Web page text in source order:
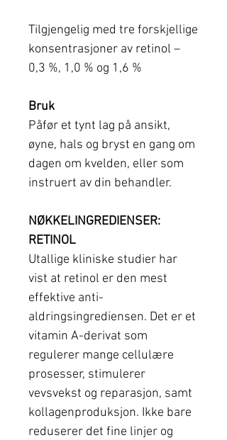
Tilgjengelig med tre forskjellige
konsentrasjoner av retinol –
0,3 %, 1,0 % og 1,6 %
Bruk
Påfør et tynt lag på ansikt,
øyne, hals og bryst en gang om
dagen om kvelden, eller som
instruert av din behandler.
NØKKELINGREDIENSER:
RETINOL
Utallige kliniske studier har
vist at retinol er den mest
effektive anti-
aldringsingrediensen. Det er et
vitamin A-derivat som
regulerer mange cellulære
prosesser, stimulerer
vevsvekst og reparasjon, samt
kollagenproduksjon. Ikke bare
reduserer det fine linjer og